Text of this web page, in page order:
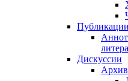
Публикации
Дискуссии